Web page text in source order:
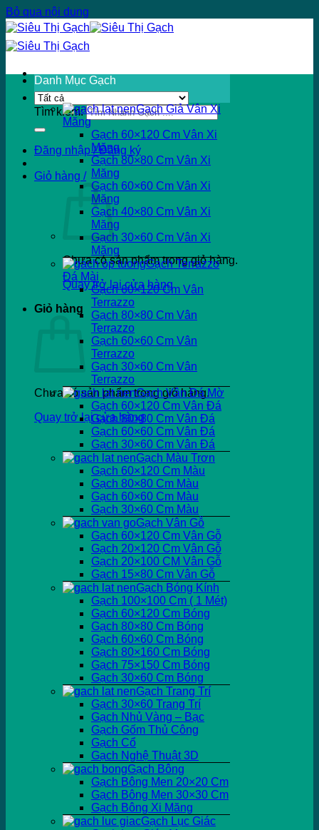
Bỏ qua nội dung
Tìm kiếm:
Đăng nhập / Đăng ký
Giỏ hàng /
Chưa có sản phẩm trong giỏ hàng.
Quay trở lại cửa hàng
Giỏ hàng
Chưa có sản phẩm trong giỏ hàng.
Quay trở lại cửa hàng
Danh Mục Gạch
Gạch Giả Vân Xi
Măng
Gạch 60×120 Cm Vân Xi
Măng
Gạch 80×80 Cm Vân Xi
Măng
Gạch 60×60 Cm Vân Xi
Măng
Gạch 40×80 Cm Vân Xi
Măng
Gạch 30×60 Cm Vân Xi
Măng
Gạch Terrazzo
Đá Mài
Gạch 60×120 Cm Vân
Terrazzo
Gạch 80×80 Cm Vân
Terrazzo
Gạch 60×60 Cm Vân
Terrazzo
Gạch 30×60 Cm Vân
Terrazzo
Gạch Vân Đá Mờ
Gạch 60×120 Cm Vân Đá
Gạch 80×80 Cm Vân Đá
Gạch 60×60 Cm Vân Đá
Gạch 30×60 Cm Vân Đá
Gạch Màu Trơn
Gạch 60×120 Cm Màu
Gạch 80×80 Cm Màu
Gạch 60×60 Cm Màu
Gạch 30×60 Cm Màu
Gạch Vân Gỗ
Gạch 60×120 Cm Vân Gỗ
Gạch 20×120 Cm Vân Gỗ
Gạch 20×100 CM Vân Gỗ
Gạch 15×80 Cm Vân Gỗ
Gạch Bóng Kính
Gạch 100×100 Cm ( 1 Mét)
Gạch 60×120 Cm Bóng
Gạch 80×80 Cm Bóng
Gạch 60×60 Cm Bóng
Gạch 80×160 Cm Bóng
Gạch 75×150 Cm Bóng
Gạch 30×60 Cm Bóng
Gạch Trang Trí
Gạch 30×60 Trang Trí
Gạch Nhủ Vàng – Bạc
Gạch Gốm Thủ Công
Gạch Cổ
Gạch Nghệ Thuật 3D
Gạch Bông
Gạch Bông Men 20×20 Cm
Gạch Bông Men 30×30 Cm
Gạch Bông Xi Măng
Gạch Lục Giác